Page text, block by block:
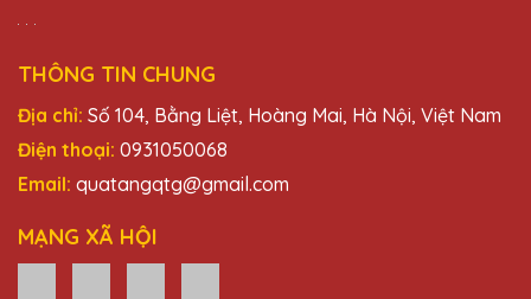
THÔNG TIN CHUNG
Địa chỉ: Số 104, Bằng Liệt, Hoàng Mai, Hà Nội, Việt Nam
Điện thoại: 0931050068
Email: quatangqtg@gmail.com
MẠNG XÃ HỘI